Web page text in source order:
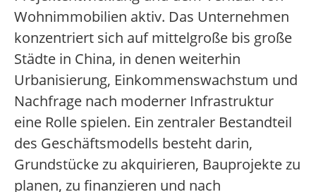
Wohnimmobilien aktiv. Das Unternehmen
konzentriert sich auf mittelgroße bis große
Städte in China, in denen weiterhin
Urbanisierung, Einkommenswachstum und
Nachfrage nach moderner Infrastruktur
eine Rolle spielen. Ein zentraler Bestandteil
des Geschäftsmodells besteht darin,
Grundstücke zu akquirieren, Bauprojekte zu
planen, zu finanzieren und nach